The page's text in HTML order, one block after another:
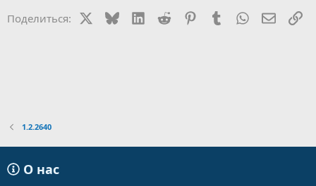
Поделиться: BlueskyLinkedIn
Reddit PinterestTumblr WhatsApp
1.2.2640
О нас